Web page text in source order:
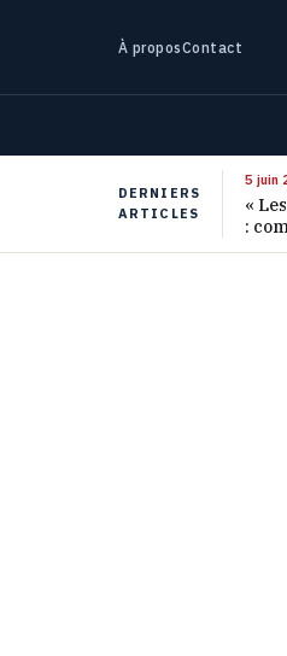
À proposContact
DERNIERS
ARTICLES
5 juin
«
:
ans